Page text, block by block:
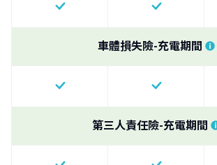
車體損失險-充電期間
第三人責任險-充電期間